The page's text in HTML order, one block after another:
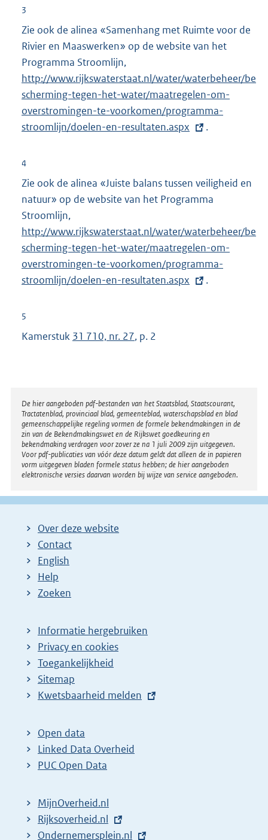
k
:
3
Zie ook de alinea «Samenhang met Ruimte voor de
Rivier en Maaswerken» op de website van het
Programma Stroomlijn,
x
t
e
r
:
http://www.rijkswaterstaat.nl/water/waterbeheer/be
scherming-tegen-het-water/maatregelen-om-
overstromingen-te-voorkomen/programma-
stroomlijn/doelen-en-resultaten.aspx
.
4
Zie ook de alinea «Juiste balans tussen veiligheid en
natuur» op de website van het Programma
Stroomlijn,
x
t
e
r
i
http://www.rijkswaterstaat.nl/water/waterbeheer/be
scherming-tegen-het-water/maatregelen-om-
overstromingen-te-voorkomen/programma-
stroomlijn/doelen-en-resultaten.aspx
.
5
Kamerstuk 31 710, nr. 27, p. 2
Disclaimer
De hier aangeboden pdf-bestanden van het Staatsblad, Staatscourant,
Tractatenblad, provinciaal blad, gemeenteblad, waterschapsblad en blad
gemeenschappelijke regeling vormen de formele bekendmakingen in de
zin van de Bekendmakingswet en de Rijkswet goedkeuring en
bekendmaking verdragen voor zover ze na 1 juli 2009 zijn uitgegeven.
Voor pdf-publicaties van vóór deze datum geldt dat alleen de in papieren
vorm uitgegeven bladen formele status hebben; de hier aangeboden
elektronische versies daarvan worden bij wijze van service aangeboden.
Over deze website
Contact
English
Help
Zoeken
Informatie hergebruiken
Privacy en cookies
Toegankelijkheid
Sitemap
E
t
e
r
l
i
Kwetsbaarheid melden
Open data
Linked Data Overheid
PUC Open Data
MijnOverheid.nl
E
x
Rijksoverheid.nl
E
Ondernemersplein.nl